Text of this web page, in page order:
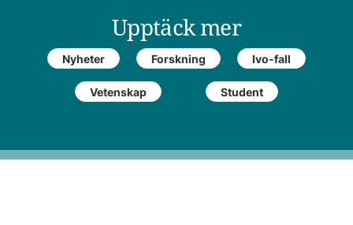
Upptäck mer
Nyheter Forskning Ivo-fall
Vetenskap Student